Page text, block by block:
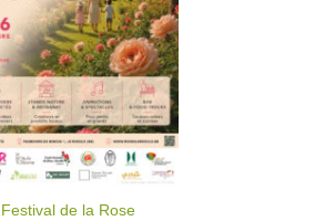
Festival de la Rose